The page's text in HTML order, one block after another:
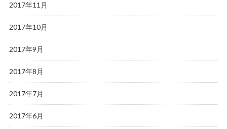
2017年11月
2017年10月
2017年9月
2017年8月
2017年7月
2017年6月